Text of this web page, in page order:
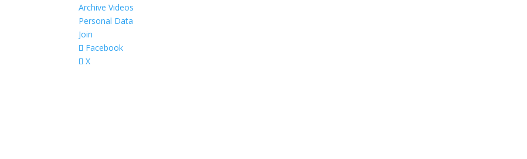
Archive Videos
Personal Data
Join
Facebook
X